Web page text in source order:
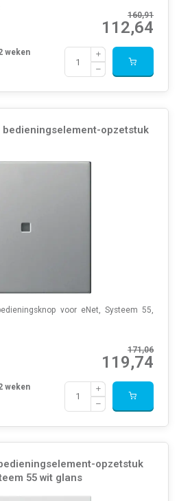
160,91
112,64
weken
bedieningselement-opzetstuk
voor eNet, Systeem 55,
171,06
119,74
weken
opzetstuk
55 wit glans